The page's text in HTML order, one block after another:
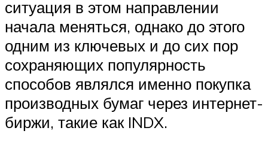
ситуация в этом направлении
начала меняться, однако до этого
одним из ключевых и до сих пор
сохраняющих популярность
способов являлся именно покупка
производных бумаг через интернет-
биржи, такие как INDX.